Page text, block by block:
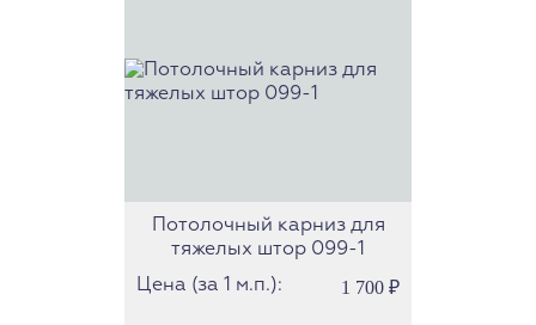
Потолочный карниз для
тяжелых штор 099-1
Цена (за 1 м.п.):
1 700 ₽